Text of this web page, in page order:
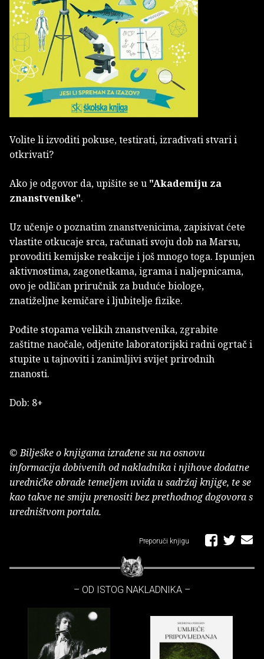
Volite li izvoditi pokuse, testirati, izrađivati stvari i
otkrivati?
Ako je odgovor da, upišite se u "Akademiju za
znanstvenike".
Uz učenje o poznatim znanstvenicima, zapisivat ćete
vlastite otkucaje srca, računati svoju dob na Marsu,
provoditi kemijske reakcije i još mnogo toga. Ispunjen
aktivnostima, zagonetkama, igrama i naljepnicama,
ovo je odličan priručnik za buduće biologe,
znatiželjne kemičare i ljubitelje fizike.
Pođite stopama velikih znanstvenika, zgrabite
zaštitne naočale, odjenite laboratorijski radni ogrtač i
stupite u tajnoviti i zanimljivi svijet prirodnih
znanosti.
Dob: 8+
© Bilješke o knjigama izrađene su na osnovu
informacija dobivenih od nakladnika i njihove dodatne
uredničke obrade temeljem uvida u sadržaj knjige, te se
kao takve ne smiju prenositi bez prethodnog dogovora s
uredništvom portala.
Preporuči knjigu
– OD ISTOG NAKLADNIKA –